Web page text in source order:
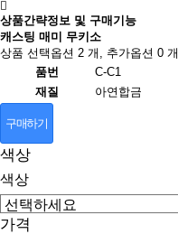
상품간략정보 및 구매기능
캐스팅 매미 무키소
상품 선택옵션 2 개, 추가옵션 0 개
품번
C-C1
재질
아연합금
구매하기
색상
색상
가격